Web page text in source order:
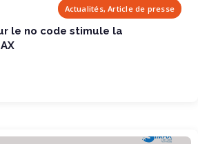
Actualités, Article de presse
le no code stimule la